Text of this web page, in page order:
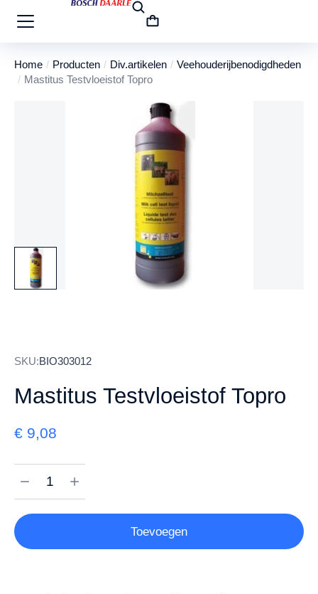
Je bent hier:
Home Producten Div.artikelen
Veehouderijbenodigdheden
Mastitus Testvloeistof Topro
SKU:BIO303012
Mastitus Testvloeistof Topro
€ 9,08
Toevoegen